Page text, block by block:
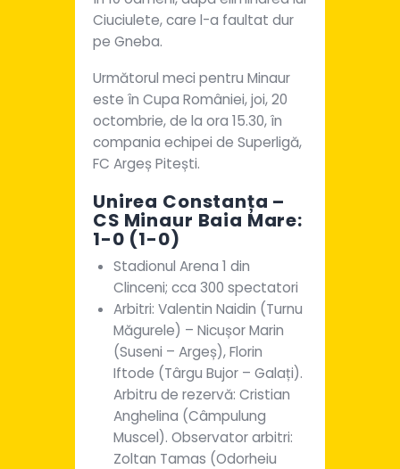
Ciuciulete, care l-a faultat dur
pe Gneba.
Următorul meci pentru Minaur
este în Cupa României, joi, 20
octombrie, de la ora 15.30, în
compania echipei de Superligă,
FC Argeș Pitești.
Unirea Constanța –
CS Minaur Baia Mare:
1-0 (1-0)
Stadionul Arena 1 din
Clinceni; cca 300 spectatori
Arbitri: Valentin Naidin (Turnu
Măgurele) – Nicușor Marin
(Suseni – Argeș), Florin
Iftode (Târgu Bujor – Galați).
Arbitru de rezervă: Cristian
Anghelina (Câmpulung
Muscel). Observator arbitri:
Zoltan Tamas (Odorheiu